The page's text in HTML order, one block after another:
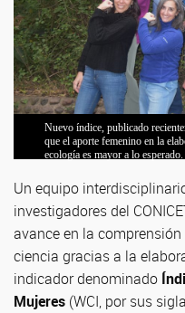
Nuevo índice, publicado
que el aporte femenino en la
ecología es mayor a lo esperado.
Un equipo
investigadores del
avance en la
ciencia gracias a la
indicador denominado
Mujeres (WCI, por sus